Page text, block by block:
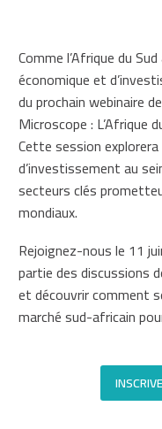
Comme l’Afrique du
économique et
du prochain webinaire
Microscope : L’Afrique
Cette session
d’investissement au
secteurs clés
mondiaux.
Rejoignez-nous le 11
partie des discussions
et découvrir comment
marché sud-africain